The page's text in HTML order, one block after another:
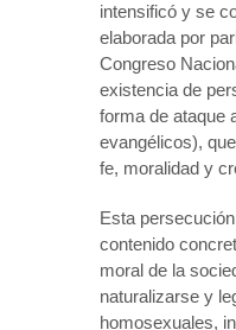
intensificó y se
elaborada por
Congreso
existencia de
forma de ataque
evangélicos),
fe, moralidad y
Esta
contenido
moral de la
naturalizarse y
homosexuales,